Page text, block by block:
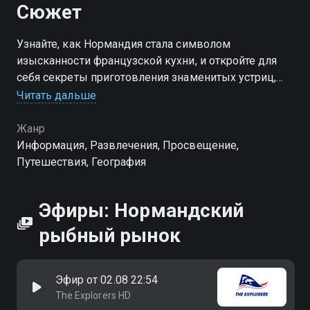
Сюжет
Узнайте, как Нормандия стала символом
изысканности французской кухни, и откройте для
себя секреты приготовления знаменитых устриц,
мидий и других деликатесов!
Читать дальше
Жанр
Информация, Развлечения, Просвещение,
Путешествия, География
Эфиры: Нормандский
рыбный рынок
Эфир от 02.08 22:54
The Explorers HD